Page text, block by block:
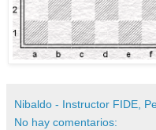
Nibaldo - Instructor FIDE,
No hay comentarios: